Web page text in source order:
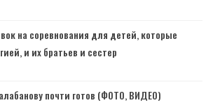
на соревнования для детей, которые
и их братьев и сестер
почти готов (ФОТО, ВИДЕО)